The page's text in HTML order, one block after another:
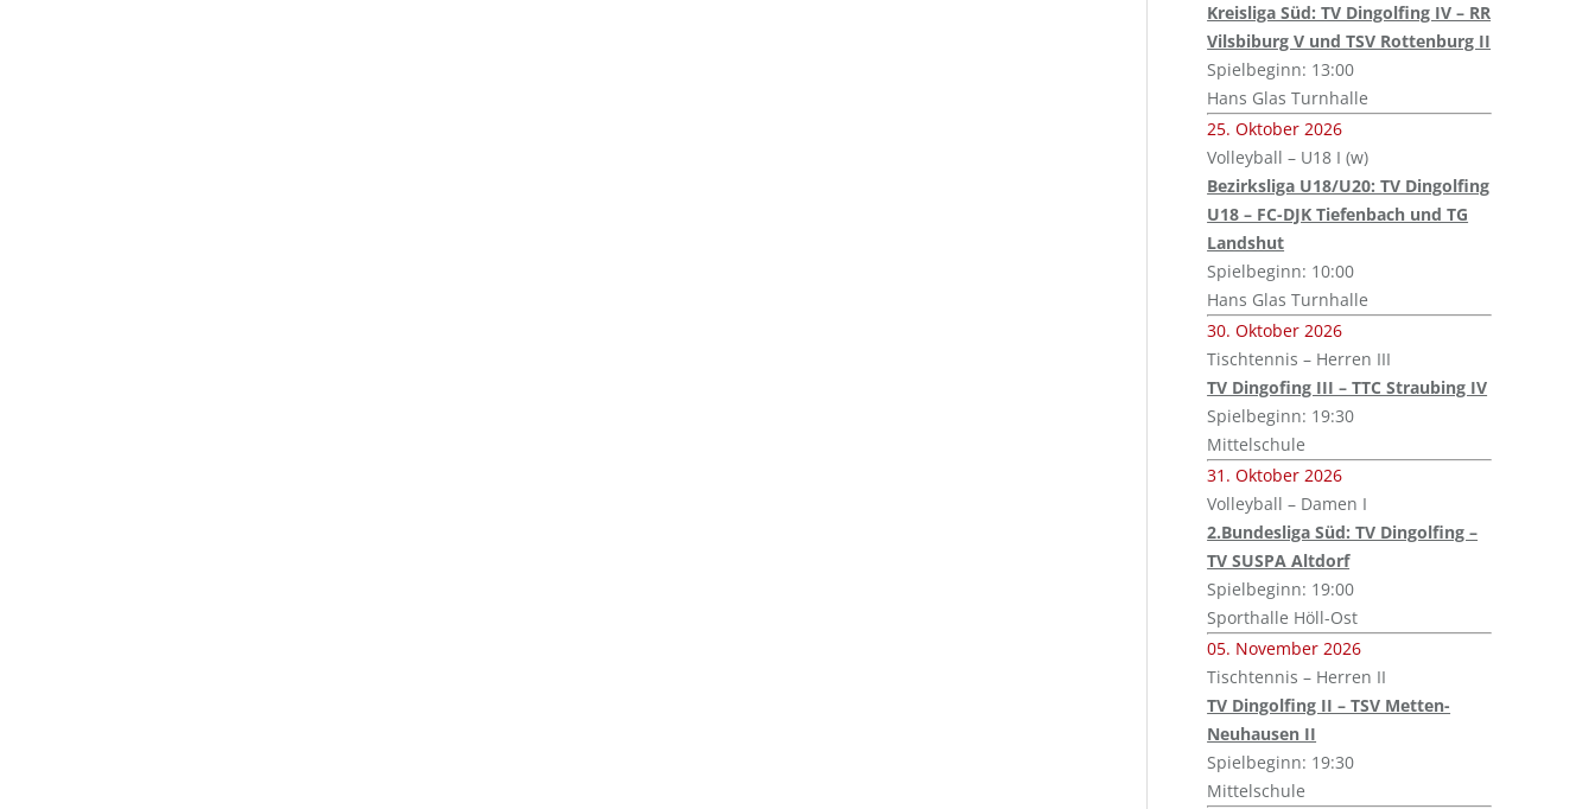
Kreisliga Süd: TV Dingolfing IV – RR
Vilsbiburg V und TSV Rottenburg II
Spielbeginn: 13:00
Hans Glas Turnhalle
25. Oktober 2026
Volleyball – U18 I (w)
Bezirksliga U18/U20: TV Dingolfing
U18 – FC-DJK Tiefenbach und TG
Landshut
Spielbeginn: 10:00
Hans Glas Turnhalle
30. Oktober 2026
Tischtennis – Herren III
TV Dingofing III – TTC Straubing IV
Spielbeginn: 19:30
Mittelschule
31. Oktober 2026
Volleyball – Damen I
2.Bundesliga Süd: TV Dingolfing –
TV SUSPA Altdorf
Spielbeginn: 19:00
Sporthalle Höll-Ost
05. November 2026
Tischtennis – Herren II
TV Dingolfing II – TSV Metten-
Neuhausen II
Spielbeginn: 19:30
Mittelschule